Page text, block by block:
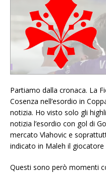
Partiamo dalla cronaca. La
Cosenza nell’esordio in
notizia. Ho visto solo gli
notizia l’esordio con gol di
mercato Vlahovic e
indicato in Maleh il giocatore
Questi sono però momenti